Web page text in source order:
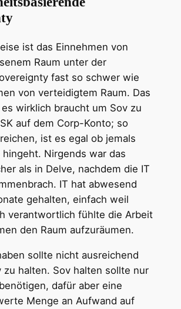
ist das Einnehmen von
Raum unter der
fast so schwer wie
von verteidigtem Raum. Das
wirklich braucht um Sov zu
auf dem Corp-Konto; so
ist es egal ob jemals
Nirgends war das
als in Delve, nachdem die IT
IT hat abwesend
gehalten, einfach weil
verantwortlich fühlte die Arbeit
den Raum aufzuräumen.
sollte nicht ausreichend
zu halten. Sov halten sollte nur
dafür aber eine
Menge an Aufwand auf